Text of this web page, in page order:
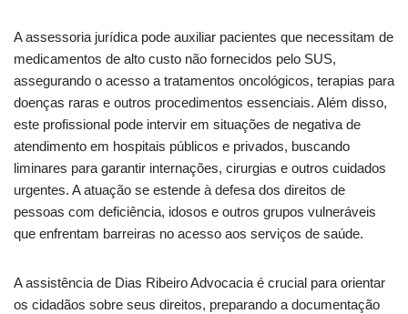
A assessoria jurídica pode auxiliar pacientes que necessitam de
medicamentos de alto custo não fornecidos pelo SUS,
assegurando o acesso a tratamentos oncológicos, terapias para
doenças raras e outros procedimentos essenciais. Além disso,
este profissional pode intervir em situações de negativa de
atendimento em hospitais públicos e privados, buscando
liminares para garantir internações, cirurgias e outros cuidados
urgentes. A atuação se estende à defesa dos direitos de
pessoas com deficiência, idosos e outros grupos vulneráveis
que enfrentam barreiras no acesso aos serviços de saúde.
A assistência de Dias Ribeiro Advocacia é crucial para orientar
os cidadãos sobre seus direitos, preparando a documentação